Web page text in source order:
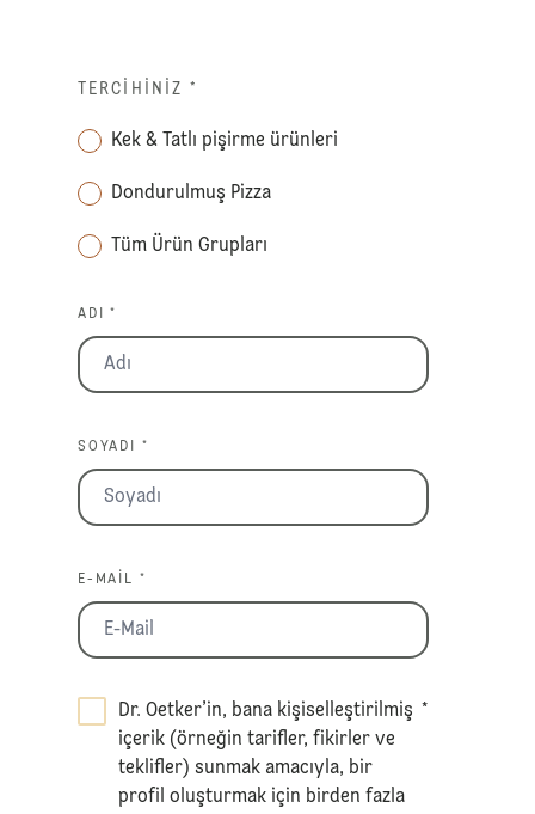
TERCIHINIZ *
Kek & Tatlı pişirme ürünleri
Dondurulmuş Pizza
Tüm Ürün Grupları
ADI *
SOYADI *
E-MAIL *
Dr. Oetker’in, bana kişiselleştirilmiş
içerik (örneğin tarifler, fikirler ve
teklifler) sunmak amacıyla, bir
profil oluşturmak için birden fazla
*